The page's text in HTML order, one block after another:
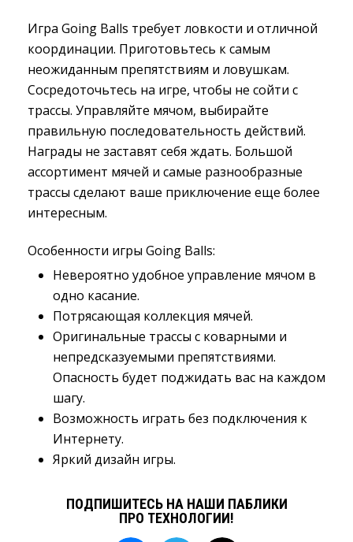
Игра Going Balls требует ловкости и отличной
координации. Приготовьтесь к самым
неожиданным препятствиям и ловушкам.
Сосредоточьтесь на игре, чтобы не сойти с
трассы. Управляйте мячом, выбирайте
правильную последовательность действий.
Награды не заставят себя ждать. Большой
ассортимент мячей и самые разнообразные
трассы сделают ваше приключение еще более
интересным.
Особенности игры Going Balls:
Невероятно удобное управление мячом в
одно касание.
Потрясающая коллекция мячей.
Оригинальные трассы с коварными и
непредсказуемыми препятствиями.
Опасность будет поджидать вас на каждом
шагу.
Возможность играть без подключения к
Интернету.
Яркий дизайн игры.
ПОДПИШИТЕСЬ НА НАШИ ПАБЛИКИ
ПРО ТЕХНОЛОГИИ!